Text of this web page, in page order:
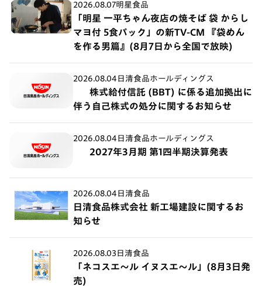
2026.08.07明星食品
「明星 一平ちゃん夜店の焼そば 袋 からし
マヨ付 5食パック」の新TV-CM 『袋めん
を作る男篇』(8月7日から全国で放映)
2026.08.04 日清食品ホールディングス
株式給付信託 (BBT) に係る追加拠出に
伴う自己株式の処分に関するお知らせ
2026.08.04 日清食品ホールディングス
2027年3月期 第1四半期決算発表
2026.08.04 日清食品
日清食品株式会社 新工場建設に関するお
知らせ
2026.08.03 日清食品
「ネコスエ～ル イヌスエ～ル」(8月3日発
売)